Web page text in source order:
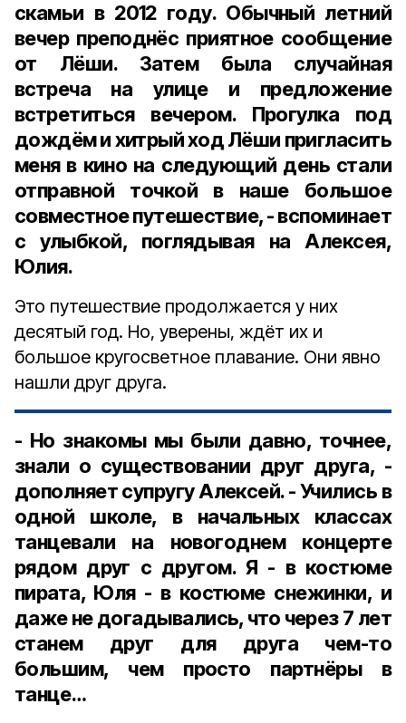
скамьи в 2012 году. Обычный летний
вечер преподнёс приятное сообщение
от Лёши. Затем была случайная
встреча на улице и предложение
встретиться вечером. Прогулка под
дождём и хитрый ход Лёши пригласить
меня в кино на следующий день стали
отправной точкой в наше большое
совместное путешествие, - вспоминает
с улыбкой, поглядывая на Алексея,
Юлия.
Это путешествие продолжается у них
десятый год. Но, уверены, ждёт их и
большое кругосветное плавание. Они явно
нашли друг друга.
- Но знакомы мы были давно, точнее,
знали о существовании друг друга, -
дополняет супругу Алексей. - Учились в
одной школе, в начальных классах
танцевали на новогоднем концерте
рядом друг с другом. Я - в костюме
пирата, Юля - в костюме снежинки, и
даже не догадывались, что через 7 лет
станем друг для друга чем-то
большим, чем просто партнёры в
танце…